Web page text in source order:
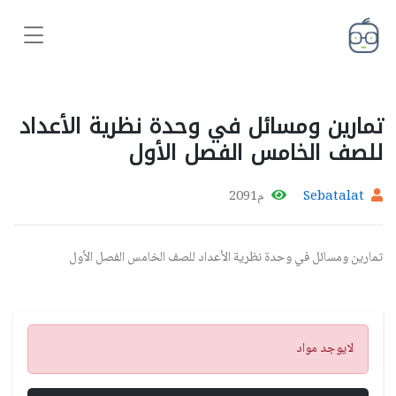
تمارين ومسائل في وحدة نظرية الأعداد
للصف الخامس الفصل الأول
Sebatalat م2091
تمارين ومسائل في وحدة نظرية الأعداد للصف الخامس الفصل الأول
تنبيه
لايوجد مواد